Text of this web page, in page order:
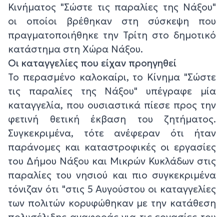
Κινήματος "Σώστε τις παραλίες της Νάξου"
οι οποίοι βρέθηκαν στη σύσκεψη που
πραγματοποιήθηκε την Τρίτη στο δημοτικό
κατάστημα στη Χώρα Νάξου.
Οι καταγγελίες που είχαν προηγηθεί
Το περασμένο καλοκαίρι, το Κίνημα "Σώστε
τις παραλίες της Νάξου" υπέγραφε μία
καταγγελία, που ουσιαστικά πίεσε προς την
φετινή θετική έκβαση του ζητήματος.
Συγκεκριμένα, τότε ανέφεραν ότι ήταν
παράνομες και καταστροφικές οι εργασίες
του Δήμου Νάξου και Μικρών Κυκλάδων στις
παραλίες του νησιού και πιο συγκεκριμένα
τόνιζαν ότι "στις 5 Αυγούστου οι καταγγελίες
των πολιτών κορυφώθηκαν με την κατάθεση